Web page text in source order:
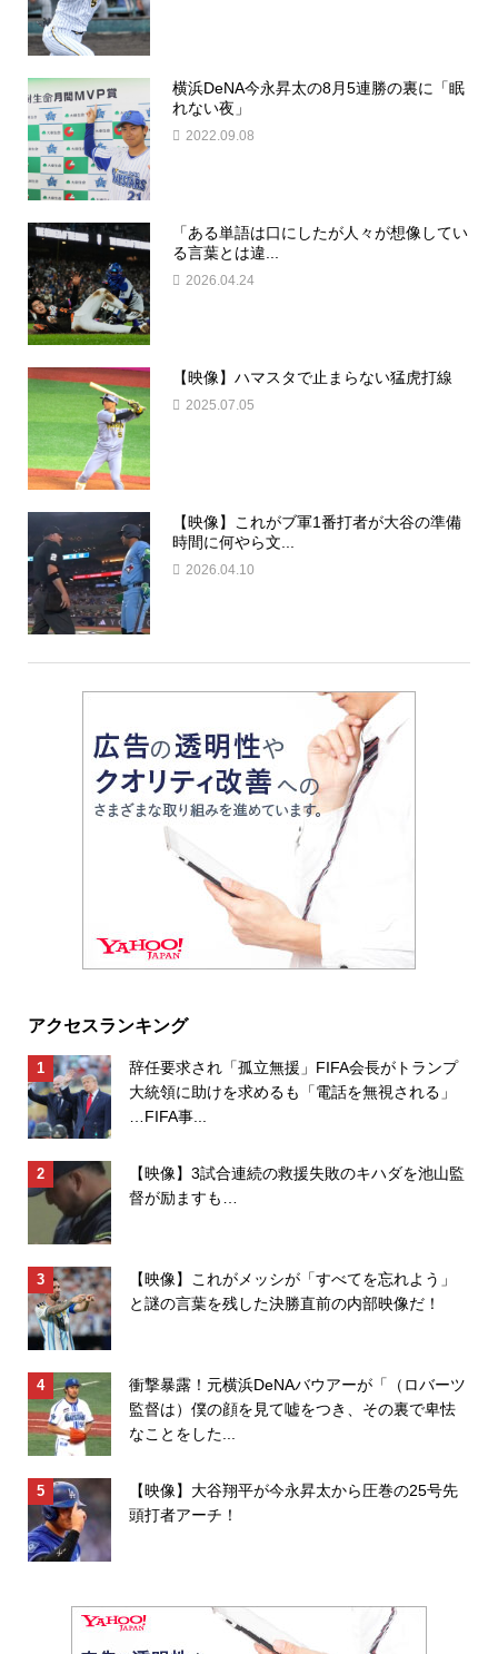
横浜DeNA今永昇太の8月5連勝の裏に「眠
れない夜」
2022.09.08
「ある単語は口にしたが人々が想像してい
る言葉とは違...
2026.04.24
【映像】ハマスタで止まらない猛虎打線
2025.07.05
【映像】これがブ軍1番打者が大谷の準備
時間に何やら文...
2026.04.10
アクセスランキング
辞任要求され「孤立無援」FIFA会長がトランプ
大統領に助けを求めるも「電話を無視される」
…FIFA事...
【映像】3試合連続の救援失敗のキハダを池山監
督が励ますも…
【映像】これがメッシが「すべてを忘れよう」
と謎の言葉を残した決勝直前の内部映像だ！
衝撃暴露！元横浜DeNAバウアーが「（ロバーツ
監督は）僕の顔を見て嘘をつき、その裏で卑怯
なことをした...
【映像】大谷翔平が今永昇太から圧巻の25号先
頭打者アーチ！